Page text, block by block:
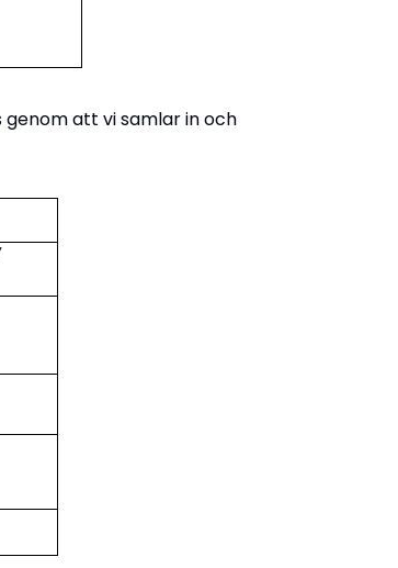
att vi samlar in och